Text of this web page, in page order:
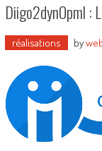
Diigo2dynOpml :
réalisations by